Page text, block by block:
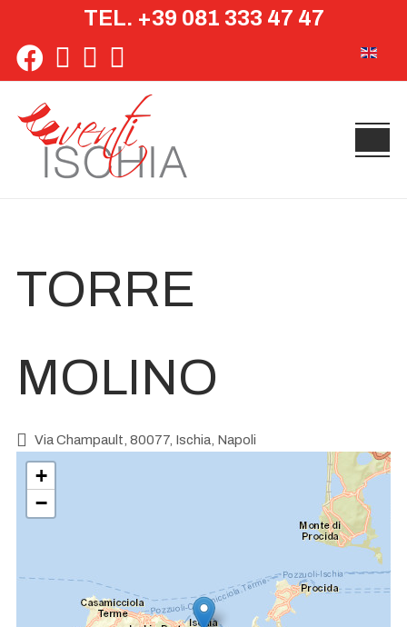
TEL. +39 081 333 47 47
TORRE
MOLINO
Via Champault, 80077, Ischia, Napoli
+
−